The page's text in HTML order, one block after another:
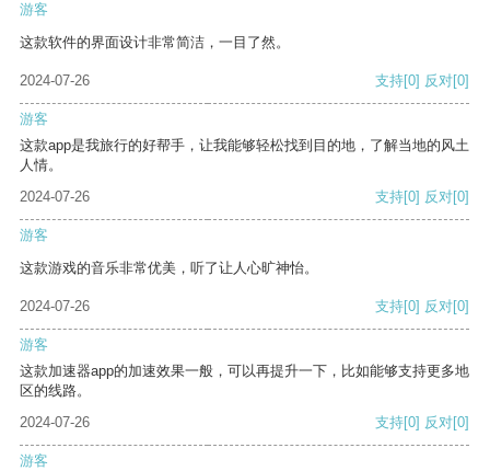
游客
这款软件的界面设计非常简洁，一目了然。
2024-07-26 支持[0] 反对[0]
游客
这款app是我旅行的好帮手，让我能够轻松找到目的地，了解当地的风土
人情。
2024-07-26
支持[0] 反对[0]
游客
这款游戏的音乐非常优美，听了让人心旷神怡。
2024-07-26 支持[0] 反对[0]
游客
这款加速器app的加速效果一般，可以再提升一下，比如能够支持更多地
区的线路。
2024-07-26
支持[0] 反对[0]
游客